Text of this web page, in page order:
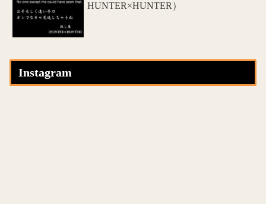
HUNTER×HUNTER）
Instagram